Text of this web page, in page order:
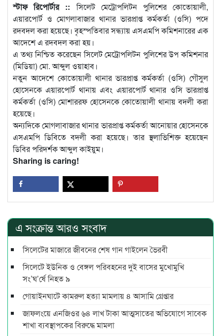
স্টাফ রিপোর্টার :: সিলেট মেট্রোপলিটন পুলিশের কোতোয়ালী,
এয়ারপোর্ট ও মোগলাবাজার থানার ভারপ্রাপ্ত কর্মকর্তা (ওসি) পদে
রদবদল করা হয়েছে। বৃহস্পতিবার সন্ধ্যায় এসএমপি কমিশনারের এক
আদেশে এ রদবদল করা হয়।
এ তথ্য নিশ্চিত করেছেন সিলেট মেট্রোপলিটন পুলিশের উপ কমিশনার
(মিডিয়া) মো. আব্দুল ওয়াহাব।
নতুন আদেশে কোতোয়ালী থানার ভারপ্রাপ্ত কর্মকর্তা (ওসি) গৌসুল
হোসেনকে এয়ারপোর্ট থানায় এবং এয়ারপোর্ট থানার ওসি ভারপ্রাপ্ত
কর্মকর্তা (ওসি) মোশাররফ হোসেনকে কোতোয়ালী থানায় বদলী করা
হয়েছে।
অন্যদিকে মোগলাবাজার থানার ভারপ্রাপ্ত কর্মকর্তা আনোয়ার হোসেনকে
এসএমপি ডিবিতে বদলী করা হয়েছে। তার স্থলাভিশিক্ত হয়েছেন
ডিবির পরিদর্শক আব্দুল কাইয়ুম।
Sharing is caring!
এ সংক্রান্ত আরও সংবাদ
সিলেটের মাজারে জীবনের শেষ গান গাইলেন ভৈরবী
সিলেটে ইউনিক ও বেঙ্গল পরিবহনের দুই বাসের মুখোমুখি
সং’ঘ’র্ষে নিহত ৯
গোয়াইনঘাটে কামরুল হত্যা মামলায় ৪ আসামি গ্রেপ্তার
জাফলংয়ে এনজিওর ৬৪ লাখ টাকা আত্মসাতের অভিযোগে সাবেক
শাখা ব্যবস্থাপকের বিরুদ্ধে মামলা